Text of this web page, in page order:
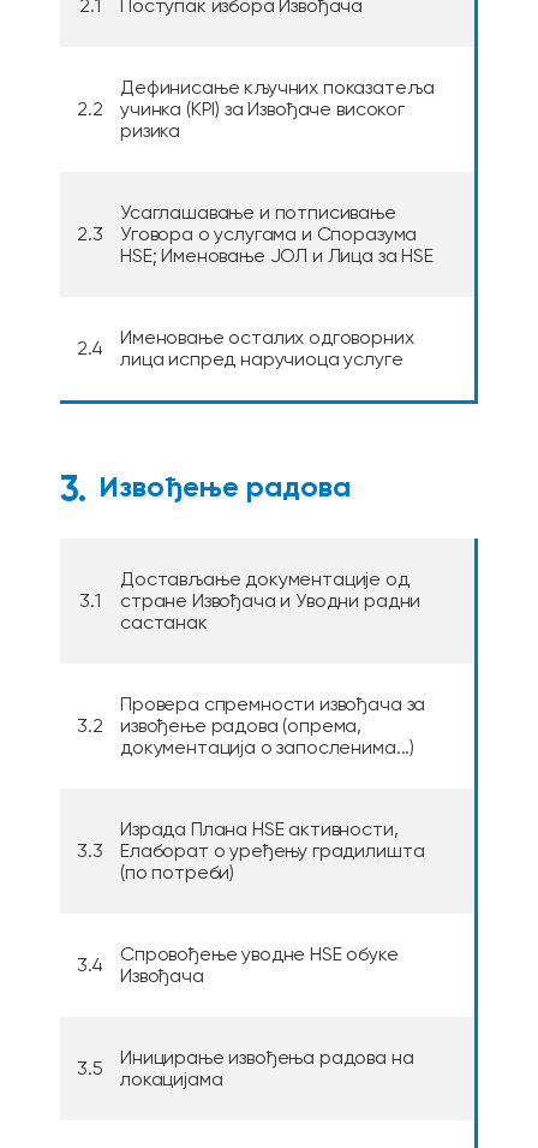
2.1 Поступак избора Извођача
2.2
Дефинисање кључних показатеља
учинка (KPI) за Извођаче високог
ризика
2.3
Усаглашавање и потписивање
Уговора о услугама и Споразума
HSE; Именовање ЈОЛ и Лица за НЅЕ
2.4
Именовање осталих одговорних
лица испред наручиоца услуге
3. Извођење радова
3.1
Достављање документације од
стране Извођача и Уводни радни
састанак
3.2
Провера спремности извођача за
извођење радова (опрема,
документација о запосленима...)
3.3
Израда Плана HSE активности,
Eлаборат o уређењу градилишта
(по потреби)
3.4
Спровођење уводне HSE обуке
Извођача
3.5
Иницирање извођења радова на
локацијама